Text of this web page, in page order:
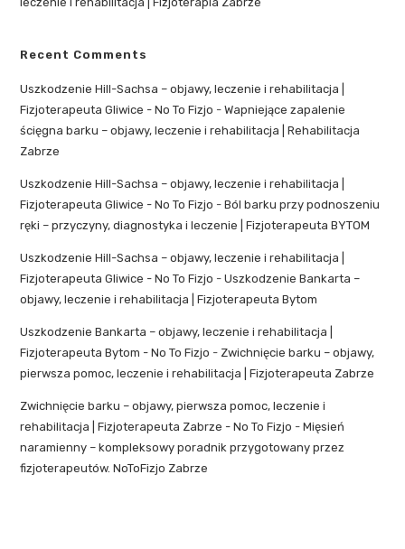
Recent Comments
Uszkodzenie Hill-Sachsa – objawy, leczenie i rehabilitacja |
Fizjoterapeuta Gliwice - No To Fizjo -Wapniejące zapalenie
ścięgna barku – objawy, leczenie i rehabilitacja | Rehabilitacja
Zabrze
Uszkodzenie Hill-Sachsa – objawy, leczenie i rehabilitacja |
Fizjoterapeuta Gliwice - No To Fizjo -Ból barku przy podnoszeniu
ręki – przyczyny, diagnostyka i leczenie | Fizjoterapeuta BYTOM
Uszkodzenie Hill-Sachsa – objawy, leczenie i rehabilitacja |
Fizjoterapeuta Gliwice - No To Fizjo -Uszkodzenie Bankarta –
objawy, leczenie i rehabilitacja | Fizjoterapeuta Bytom
Uszkodzenie Bankarta – objawy, leczenie i rehabilitacja |
Fizjoterapeuta Bytom - No To Fizjo - Zwichnięcie barku – objawy,
pierwsza pomoc, leczenie i rehabilitacja | Fizjoterapeuta Zabrze
Zwichnięcie barku – objawy, pierwsza pomoc, leczenie i
rehabilitacja | Fizjoterapeuta Zabrze - No To Fizjo -Mięsień
naramienny – kompleksowy poradnik przygotowany przez
fizjoterapeutów. NoToFizjo Zabrze